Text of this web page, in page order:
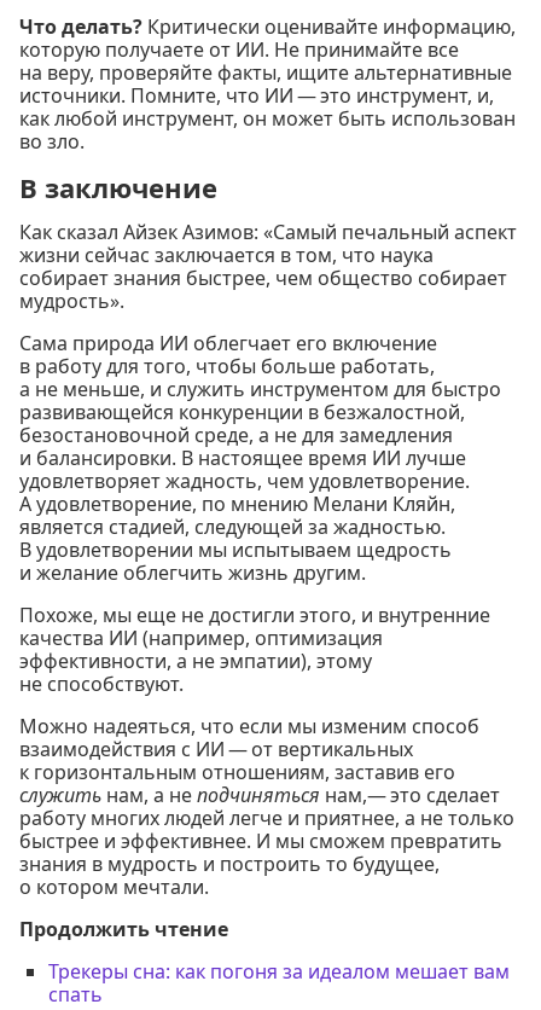
Что делать? Критически оценивайте информацию,
которую получаете от ИИ. Не принимайте все
на веру, проверяйте факты, ищите альтернативные
источники. Помните, что ИИ — это инструмент, и,
как любой инструмент, он может быть использован
во зло.
В заключение
Как сказал Айзек Азимов: «Самый печальный аспект
жизни сейчас заключается в том, что наука
собирает знания быстрее, чем общество собирает
мудрость».
Сама природа ИИ облегчает его включение
в работу для того, чтобы больше работать,
а не меньше, и служить инструментом для быстро
развивающейся конкуренции в безжалостной,
безостановочной среде, а не для замедления
и балансировки. В настоящее время ИИ лучше
удовлетворяет жадность, чем удовлетворение.
А удовлетворение, по мнению Мелани Кляйн,
является стадией, следующей за жадностью.
В удовлетворении мы испытываем щедрость
и желание облегчить жизнь другим.
Похоже, мы еще не достигли этого, и внутренние
качества ИИ (например, оптимизация
эффективности, а не эмпатии), этому
не способствуют.
Можно надеяться, что если мы изменим способ
взаимодействия с ИИ — от вертикальных
к горизонтальным отношениям, заставив его
служить нам, а неподчиняться нам,— это сделает
работу многих людей легче и приятнее, а не только
быстрее и эффективнее. И мы сможем превратить
знания в мудрость и построить то будущее,
о котором мечтали.
Продолжить чтение
Трекеры сна: как погоня за идеалом мешает вам
спать